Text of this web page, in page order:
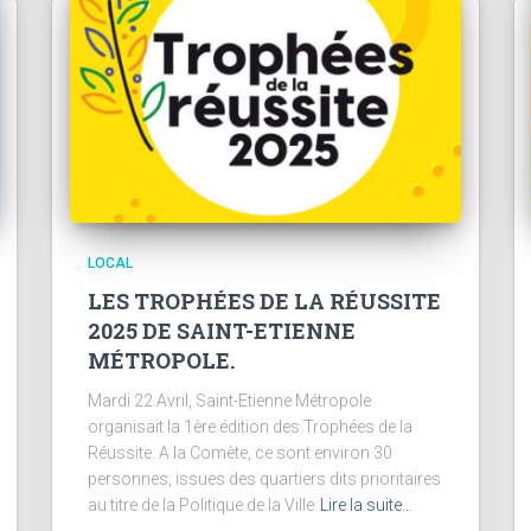
LOCAL
LES TROPHÉES DE LA RÉUSSITE
2025 DE SAINT-ETIENNE
MÉTROPOLE.
Mardi 22 Avril, Saint-Etienne Métropole
organisait la 1ère édition des Trophées de la
Réussite. A la Comète, ce sont environ 30
personnes, issues des quartiers dits prioritaires
au titre de la Politique de la Ville
Lire la suite…